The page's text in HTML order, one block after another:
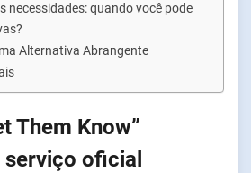
necessidades: quando você pode
Alternativa Abrangente
Them Know”
oficial